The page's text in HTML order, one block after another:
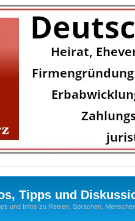
Tipps und
und Infos zu Reisen, Sprachen,